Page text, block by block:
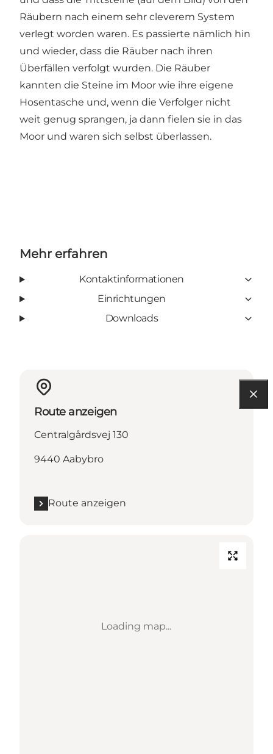
Räubern nach einem sehr cleverem System
verlegt worden waren. Es passierte nämlich hin
und wieder, dass die Räuber nach ihren
Überfällen verfolgt wurden. Die Räuber
kannten die Steine im Moor wie ihre eigene
Hosentasche und, wenn die Verfolger nicht
weit genug sprangen, ja dann fielen sie in das
Moor und waren sich selbst überlassen.
Mehr erfahren
Kontaktinformationen
Einrichtungen
Downloads
Route anzeigen
Centralgårdsvej 130
9440 Aabybro
Route anzeigen
Loading map...